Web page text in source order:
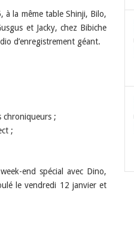
la même table Shinji, Bilo,
et Jacky, chez Bibiche
d’enregistrement géant.
chroniqueurs ;
;
end spécial avec Dino,
le vendredi 12 janvier et